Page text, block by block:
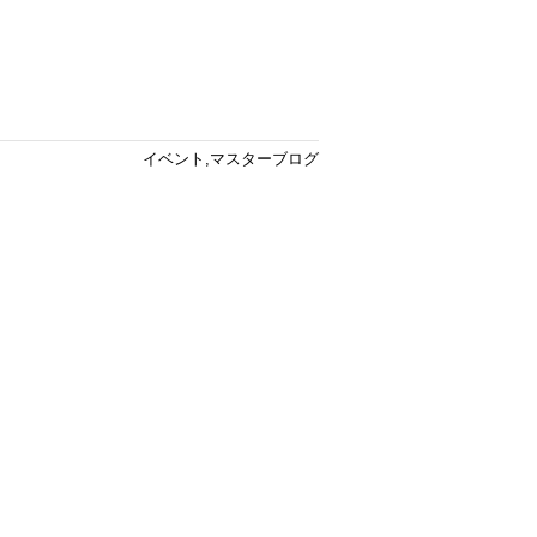
イベント ,マスターブログ